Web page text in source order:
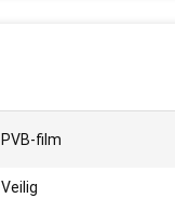
PVB-film
Veilig